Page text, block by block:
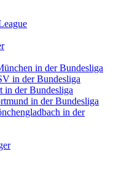
in der Bundesliga
in der Bundesliga
in der Bundesliga
in der Bundesliga
in der